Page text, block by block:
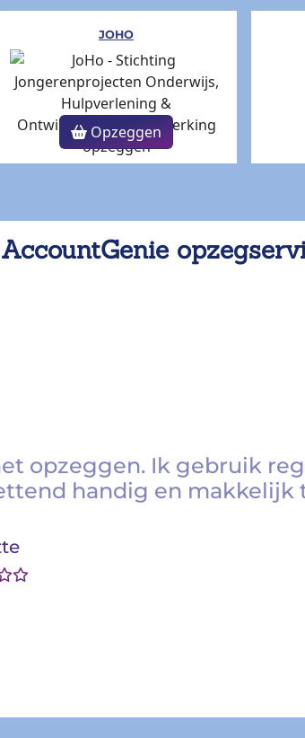
JOHO
Opzeggen
opzeggen. Ik gebruik
handig en makkelijk